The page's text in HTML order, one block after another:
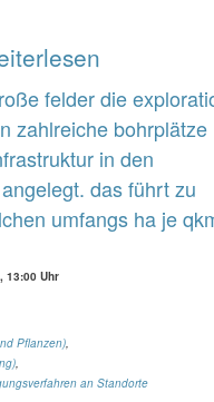
felder die
zahlreiche bohrplätze
in den
das führt zu
umfangs ha je
13:00 Uhr
Pflanzen),
,
an Standorte